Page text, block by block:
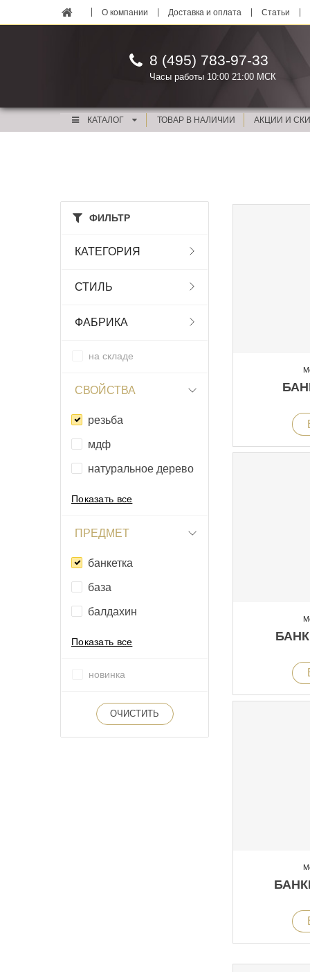
О компании Доставка и оплата Статьи
8 (495) 783-97-33
Часы работы 10:00 21:00 МСК
КАТАЛОГ ТОВАР В НАЛИЧИИ АКЦИИ И
ФИЛЬТР
КАТЕГОРИЯ
СТИЛЬ
ФАБРИКА
на складе
СВОЙСТВА
резьба
мдф
натуральное дерево
Показать все
ПРЕДМЕТ
банкетка
база
балдахин
Показать все
новинка
ОЧИСТИТЬ